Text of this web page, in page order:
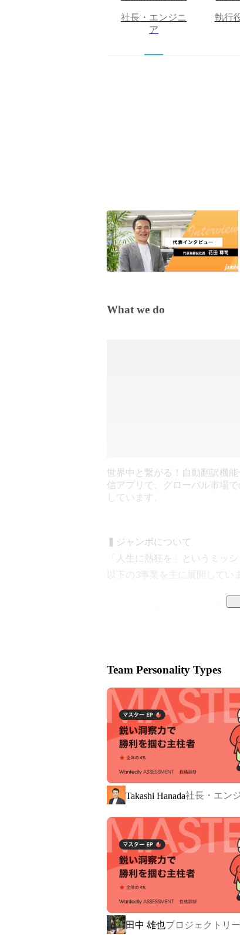
社長・エンジニ
ア
執行
What we do
世界中と繋がる！自動翻訳機
信アプリで、グローバル市場
しています。
▍ジャンボについて
「人生に熱狂を」というミッ
以下の3事業を主に展開してい
・コミュニケーションアプリ
展開しているアプリは2026年
毎日約6万人のユーザーにご利
Why we do
世界中の人々が「なんか面白い
いたい」と思えるようなサービ
ます
▍人生に熱狂を
ジャンボのミッションは「
それは、誰かの心が動く瞬間
ろう」と思える体験を届ける
私たちがつくっているのは、
Team Personality Types
Takashi Hanada社長・エン
田中 雄也プロジェクトリ